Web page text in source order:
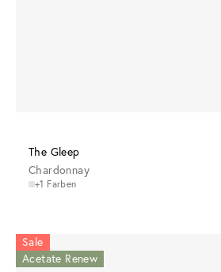
The Gleep
Chardonnay
+1 Farben
Sale
Acetate Renew